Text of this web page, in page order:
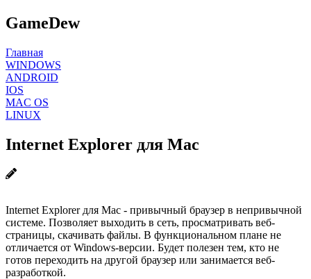
GameDew
Главная
WINDOWS
ANDROID
IOS
MAC OS
LINUX
Internet Explorer для Mac
Internet Explorer для Mac - привычный браузер в непривычной
системе. Позволяет выходить в сеть, просматривать веб-
страницы, скачивать файлы. В функциональном плане не
отличается от Windows-версии. Будет полезен тем, кто не
готов переходить на другой браузер или занимается веб-
разработкой.